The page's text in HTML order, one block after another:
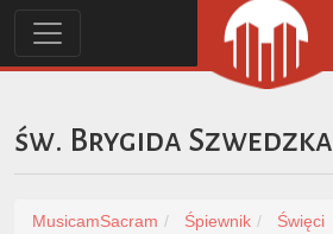
św. Brygida Szwedzka
MusicamSacram Śpiewnik
Święci